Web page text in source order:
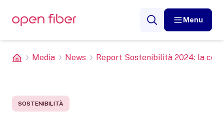
Menu
Media News Report Sostenibilità 2024: la
SOSTENIBILITÀ